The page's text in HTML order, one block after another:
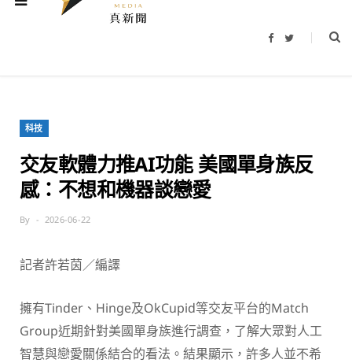
F
b
T
t
科技
交友軟體力推AI功能 美國單身族反
感：不想和機器談戀愛
By 2026-06-22
記者許若茵／編譯
擁有Tinder、Hinge及OkCupid等交友平台的Match
Group近期針對美國單身族進行調查，了解大眾對人工
智慧與戀愛關係結合的看法。結果顯示，許多人並不希